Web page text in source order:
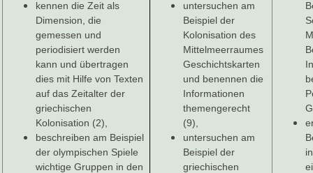
kennen die Zeit als
Dimension, die
gemessen und
periodisiert werden
kann und übertragen
dies mit Hilfe von Texten
auf das Zeitalter der
griechischen
Kolonisation (2),
beschreiben am Beispiel
der olympischen Spiele
wichtige Gruppen in den
untersuchen am
Beispiel der
Kolonisation des
Mittelmeerraumes
Geschichtskarten
und benennen die
Informationen
themengerecht
(9),
untersuchen am
Beispiel der
griechischen